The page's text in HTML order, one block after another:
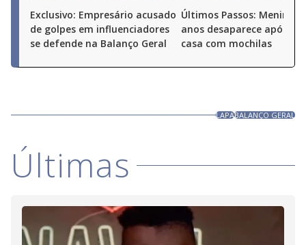
Exclusivo: Empresário acusado
de golpes em influenciadores
se defende na Balanço Geral
Últimos Passos: Menina
anos desaparece após
casa com mochilas
LAPABALANÇO GERAL
Últimas